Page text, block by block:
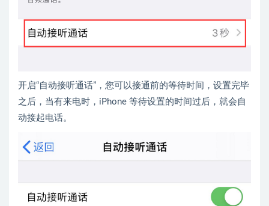
开启“自动接听通话”，您可以接通前的等待时间，设置完毕
之后，当有来电时，iPhone 等待设置的时间过后，就会自
动接起电话。